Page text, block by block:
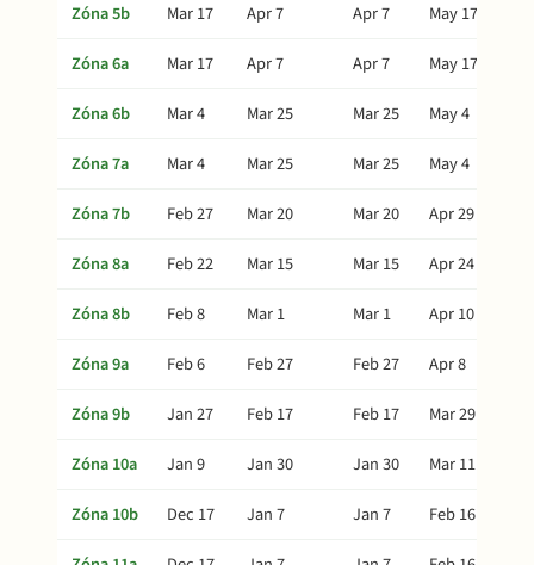
Zóna 5b
Mar 17 Apr 7 Apr 7
May 17
Zóna 6a
Mar 17 Apr 7 Apr 7
May 17
Zóna 6b
Mar 4 Mar 25 Mar 25
May 4
Zóna 7a
Mar 4 Mar 25 Mar 25
May 4
Zóna 7b
Feb 27 Mar 20 Mar 20
Apr 29
Zóna 8a
Feb 22 Mar 15 Mar 15
Apr 24
Zóna 8b
Feb 8 Mar 1 Mar 1
Apr 10
Zóna 9a
Feb 6 Feb 27 Feb 27
Apr 8
Zóna 9b
Jan 27 Feb 17 Feb 17
Mar 29
Zóna 10a
Jan 9 Jan 30 Jan 30
Mar 11
Zóna 10b
Dec 17 Jan 7 Jan 7
Feb 16